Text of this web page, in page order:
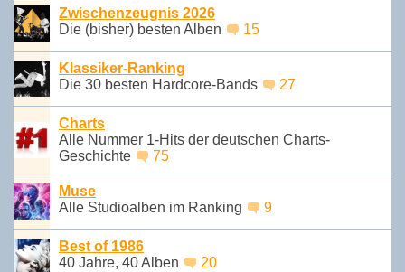
Zwischenzeugnis 2026
Die (bisher) besten Alben
15
Klassiker-Ranking
Die 30 besten Hardcore-Bands
27
Charts
Alle Nummer 1-Hits der deutschen Charts-
Geschichte
75
Muse
Alle Studioalben im Ranking
9
Best of 1986
40 Jahre, 40 Alben
20